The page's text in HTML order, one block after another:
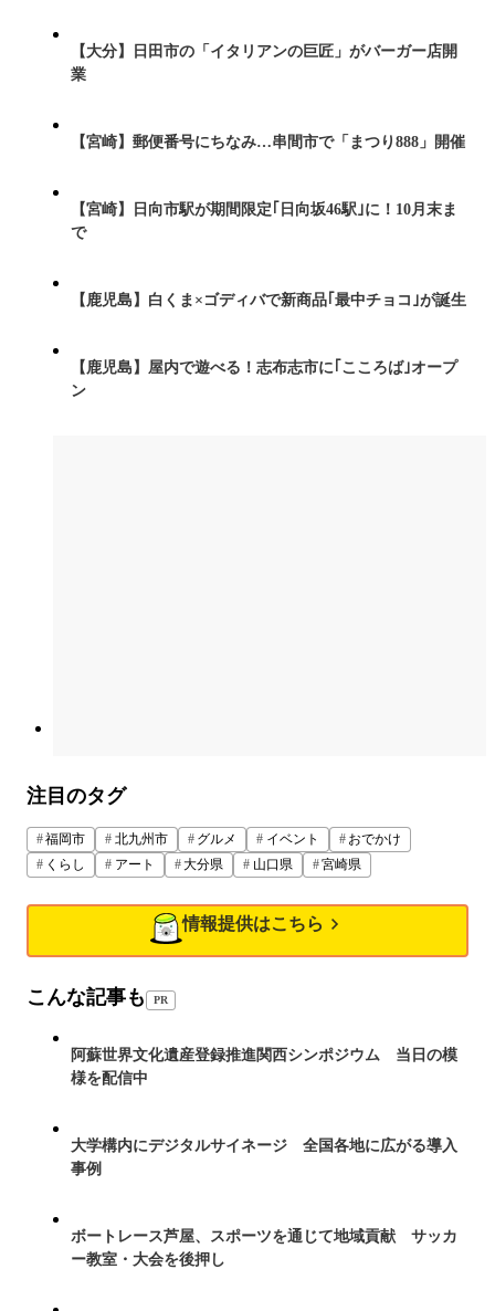
【大分】日田市の「イタリアンの巨匠」がバーガー店開
業
【宮崎】郵便番号にちなみ…串間市で「まつり888」開催
【宮崎】日向市駅が期間限定｢日向坂46駅｣に！10月末ま
で
【鹿児島】白くま×ゴディバで新商品｢最中チョコ｣が誕生
【鹿児島】屋内で遊べる！志布志市に｢こころば｣オープ
ン
注目のタグ
福岡市 北九州市 グルメ イベント
おでかけ
くらし
アート 大分県 山口県 宮崎県
情報提供はこちら
こんな記事も PR
阿蘇世界文化遺産登録推進関西シンポジウム 当日の模
様を配信中
大学構内にデジタルサイネージ 全国各地に広がる導入
事例
ボートレース芦屋、スポーツを通じて地域貢献 サッカ
ー教室・大会を後押し